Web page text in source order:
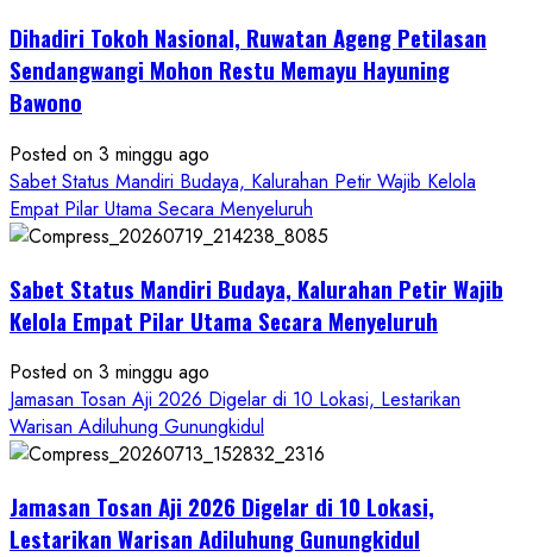
Carnival
2026:
dan
Budaya
dalam
Semangat
Masyarakat
Dihadiri Tokoh Nasional, Ruwatan Ageng Petilasan
Sendangwangi Mohon Restu Memayu Hayuning
Bawono
Posted on 3 minggu ago
Sabet Status Mandiri Budaya, Kalurahan Petir Wajib Kelola
Empat Pilar Utama Secara Menyeluruh
Sabet Status Mandiri Budaya, Kalurahan Petir Wajib
Kelola Empat Pilar Utama Secara Menyeluruh
Posted on 3 minggu ago
Jamasan Tosan Aji 2026 Digelar di 10 Lokasi, Lestarikan
Warisan Adiluhung Gunungkidul
Jamasan Tosan Aji 2026 Digelar di 10 Lokasi,
Lestarikan Warisan Adiluhung Gunungkidul